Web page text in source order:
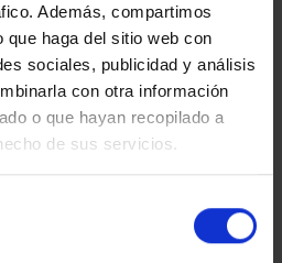
Además, compartimos
haga del sitio web con
sociales, publicidad y análisis
con otra información
o que hayan recopilado a
de sus servicios.
REFINAR